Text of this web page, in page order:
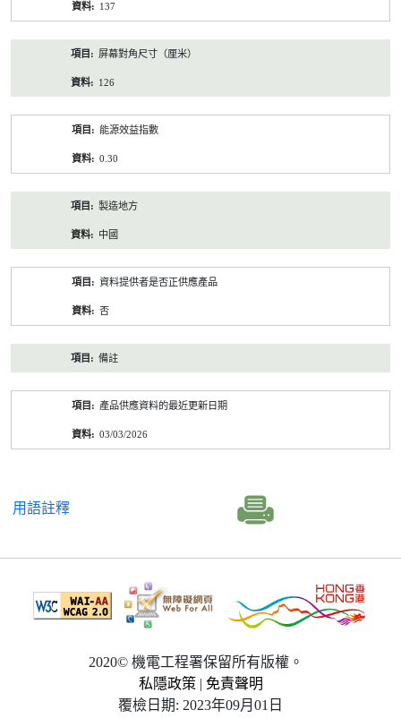
137
屏幕對角尺寸（厘米）
126
能源效益指數
0.30
製造地方
中國
資料提供者是否正供應產品
否
備註
產品供應資料的最近更新日期
03/03/2026
用語註釋
2020© 機電工程署保留所有版權。
私隱政策 | 免責聲明
覆檢日期: 2023年09月01日